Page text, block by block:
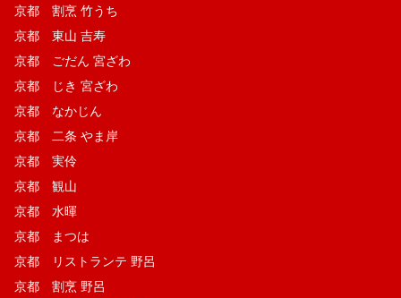
京都 割烹 竹うち
京都 東山 吉寿
京都 ごだん 宮ざわ
京都 じき 宮ざわ
京都 なかじん
京都 二条 やま岸
京都 実伶
京都 観山
京都 水暉
京都 まつは
京都 リストランテ 野呂
京都 割烹 野呂